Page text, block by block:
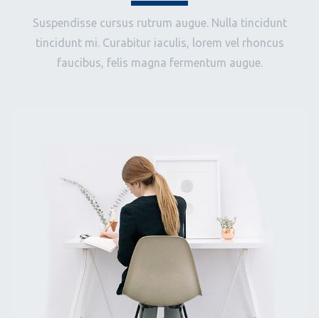
Suspendisse cursus rutrum augue. Nulla tincidunt
tincidunt mi. Curabitur iaculis, lorem vel rhoncus
faucibus, felis magna fermentum augue.